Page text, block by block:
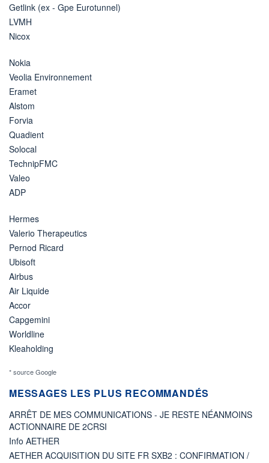
Getlink (ex - Gpe Eurotunnel)
LVMH
Nicox
Nokia
Veolia Environnement
Eramet
Alstom
Forvia
Quadient
Solocal
TechnipFMC
Valeo
ADP
Hermes
Valerio Therapeutics
Pernod Ricard
Ubisoft
Airbus
Air Liquide
Accor
Capgemini
Worldline
Kleaholding
* source Google
MESSAGES LES PLUS RECOMMANDÉS
ARRÊT DE MES COMMUNICATIONS - JE RESTE NÉANMOINS
ACTIONNAIRE DE 2CRSI
Info AETHER
AETHER ACQUISITION DU SITE FR SXB2 : CONFIRMATION /